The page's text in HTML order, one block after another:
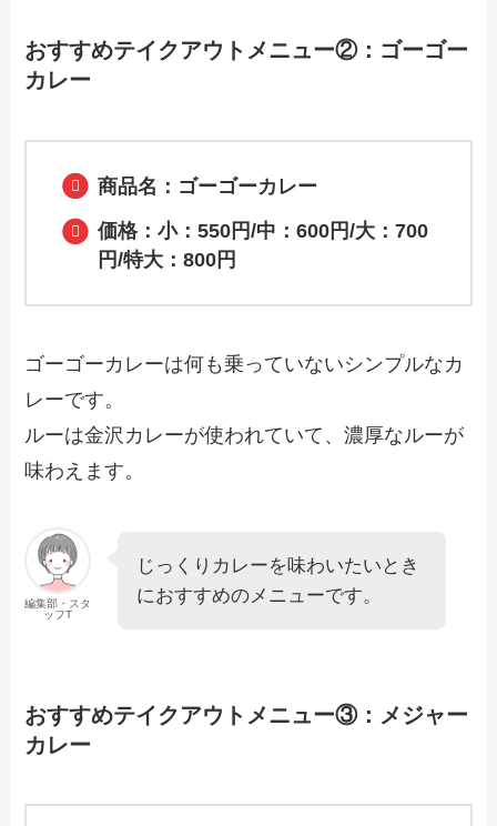
ニュー！お持ち帰りの予約・注文方法や
クーポン情報も解説
【2024年最新】やきとりの扇屋のテイク
注文方法やクーポン情報も解説
【2024年最新】オリジン弁当のテイクア
ウト全メニュー！お持ち帰りの予約・注
おすすめテイクアウトメニュー②：ゴーゴー
カレー
商品名：ゴーゴーカレー
価格：小：550円/中：600円/大：700
円/特大：800円
ゴーゴーカレーは何も乗っていないシンプルなカ
レーです。
ルーは金沢カレーが使われていて、濃厚なルーが
味わえます。
編集部・スタ
ッフT
じっくりカレーを味わいたいとき
におすすめのメニューです。
おすすめテイクアウトメニュー③：メジャー
カレー